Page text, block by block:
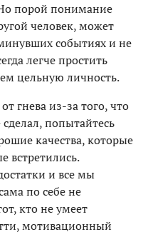
порой понимание
человек, может
событиях и не
легче простить
цельную личность.
гнева из-за того, что
попытайтесь
качества, которые
встретились.
и все мы
по себе не
кто не умеет
мотивационный